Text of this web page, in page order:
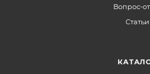
Вопрос-
Статьи